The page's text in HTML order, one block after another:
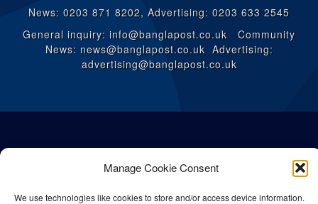
Manage Cookie Consent
We use technologies like cookies to store and/or access device information.
News: 0203 871 8202, Advertising: 0203 633 2545
General inquiry: info@banglapost.co.uk Community
News: news@banglapost.co.uk Advertising:
advertising@banglapost.co.uk